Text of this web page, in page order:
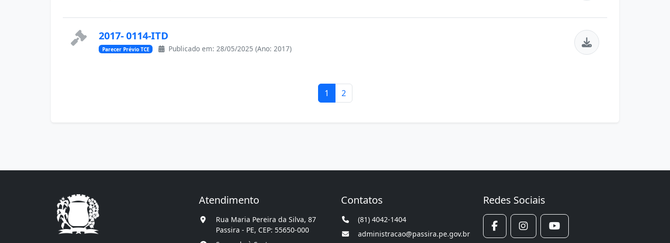
2017- 0114-ITD
Parecer Prévio TCE Publicado em: 28/05/2025 (Ano: 2017)
1 2
Atendimento
Rua Maria Pereira da Silva, 87
Passira - PE, CEP: 55650-000
Contatos
(81) 4042-1404
administracao@passira.pe.gov.br
Redes Sociais